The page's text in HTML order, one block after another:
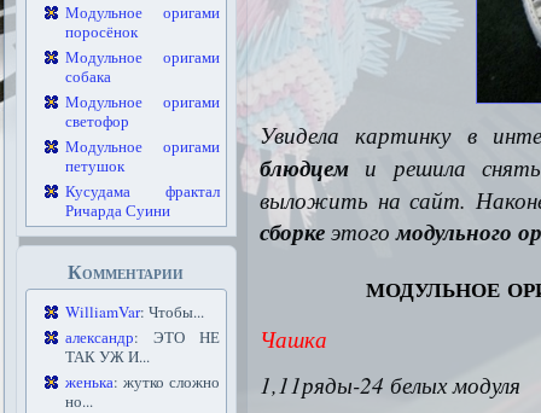
Модульное оригами
поросёнок
Модульное оригами
собака
Модульное оригами
светофор
Модульное оригами
петушок
Кусудама фрактал
Ричарда Суини
Комментарии
WilliamVar: Чтобы...
александр: ЭТО НЕ
ТАК УЖ И...
женька: жутко сложно
но...
Увидела картинку в
блюдцем и решила
выложить на сайт.
сборкеэтогомодульного
модульное
Чашка
1,11ряды-24 белых модуля